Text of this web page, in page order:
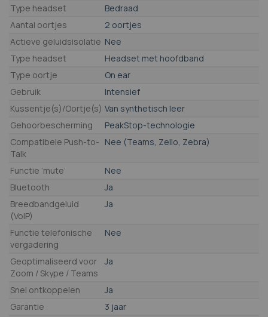
Type headset
Bedraad
Aantal oortjes
2 oortjes
Actieve geluidsisolatie Nee
Type headset
Headset met hoofdband
Type oortje
On ear
Gebruik
Intensief
Kussentje(s)/Oortje(s) Van synthetisch leer
Gehoorbescherming
PeakStop-technologie
Compatibele Push-to-
Talk
Nee (Teams, Zello, Zebra)
Functie ‘mute’
Nee
Bluetooth
Ja
Breedbandgeluid
(VoIP)
Ja
Functie telefonische
vergadering
Nee
Geoptimaliseerd voor
Zoom / Skype / Teams
Ja
Snel ontkoppelen
Ja
Garantie
3 jaar